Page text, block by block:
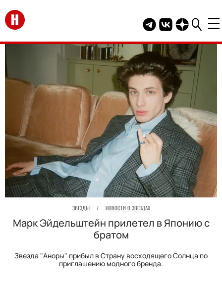
Перейти на главную
Telegram канал
Группа HELLO
Канал
ЗВЕЗДЫ / НОВОСТИ О ЗВЕЗДАХ
Марк Эйдельштейн прилетел в Японию с
братом
Звезда "Аноры" прибыл в Страну восходящего Солнца по
приглашению модного бренда.